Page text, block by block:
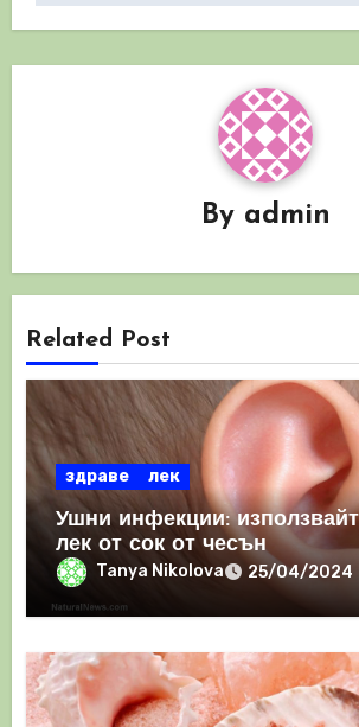
By admin
Related Post
здраве лек
Ушни инфекции:
лек от сок от чесън
Tanya Nikolova 25/04/2024